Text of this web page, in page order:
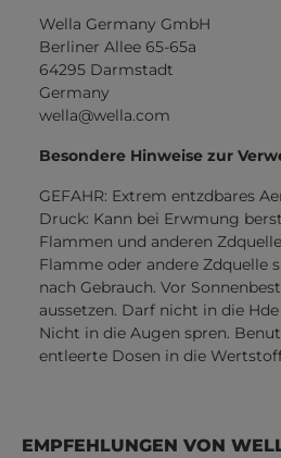
Wella Germany GmbH
Berliner Allee 65-65a
64295 Darmstadt
Germany
wella@wella.com
Besondere Hinweise zur
GEFAHR: Extrem entzdbares
Druck: Kann bei Erwmung
Flammen und anderen
Flamme oder andere Zdquelle
nach Gebrauch. Vor
aussetzen. Darf nicht in die
Nicht in die Augen spren.
entleerte Dosen in die
Produktgalerie überspringen
EMPFEHLUNGEN VON